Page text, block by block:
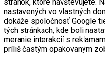
stránok, ktoré navštevujete.
nastavených vo vlastných
dokáže spoločnosť Google
tých stránkach, kde boli
meranie interakcií s
príliš častým opakovaným